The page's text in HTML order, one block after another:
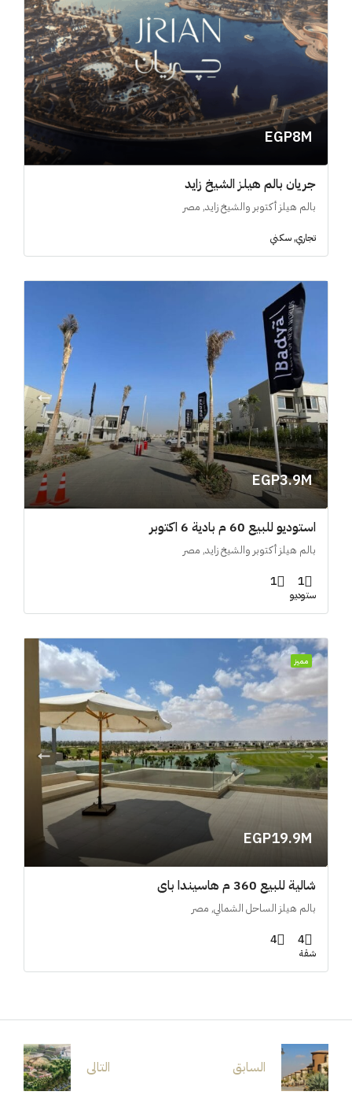
EGP8M
جريان بالم هيلز الشيخ زايد
بالم هيلز أكتوبر والشيخ زايد, مصر
تجاري, سكني
EGP3.9M
استوديو للبيع 60 م بادية 6 اكتوبر
بالم هيلز أكتوبر والشيخ زايد, مصر
1
1
ستوديو
مميز
EGP19.9M
شالية للبيع 360 م هاسيندا باي
بالم هيلز الساحل الشمالي, مصر
4
4
شقة
السابق التالى